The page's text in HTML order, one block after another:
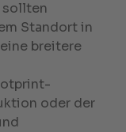
sollten
Standort in
breitere
oder der